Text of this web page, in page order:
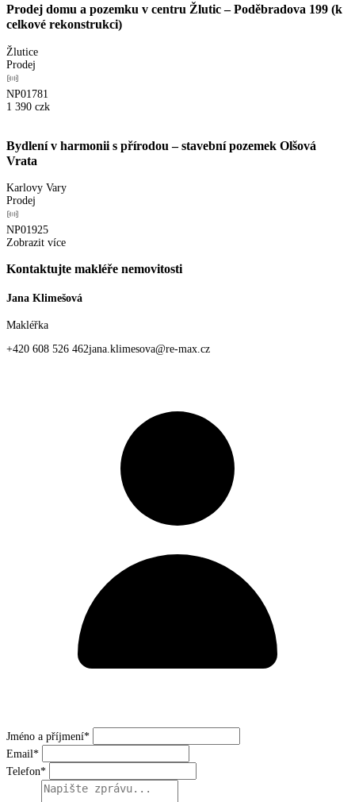
Prodej domu a pozemku v centru Žlutic – Poděbradova 199 (k
celkové rekonstrukci)
Žlutice
Prodej
NP01781
1 390 czk
Bydlení v harmonii s přírodou – stavební pozemek Olšová
Vrata
Karlovy Vary
Prodej
NP01925
Zobrazit více
Kontaktujte makléře nemovitosti
Jana Klimešová
Makléřka
+420 608 526 462jana.klimesova@re-max.cz
Jméno a příjmení*
Email*
Telefon*